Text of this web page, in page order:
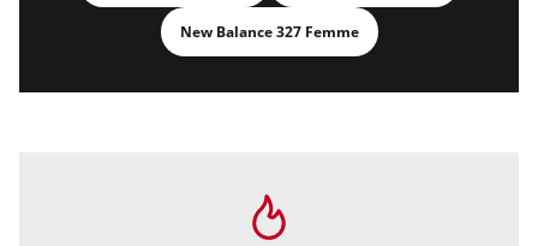
New Balance 327 Femme